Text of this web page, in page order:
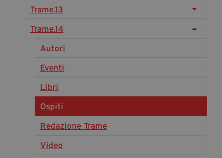
Chi Siamo
#Trameascuola
Visioni Civiche
Archivio Storico
Contatti
segreteria@tramefestival.it
Trame.13
Trame.14
Autori
Eventi
Libri
Ospiti
Redazione Trame
Video